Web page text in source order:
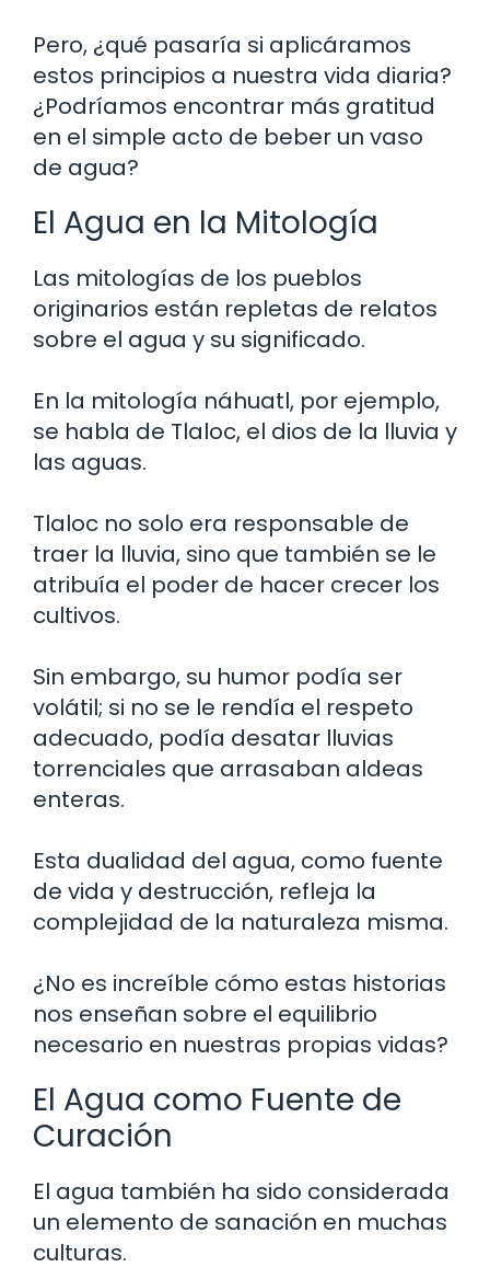
Pero, ¿qué pasaría si aplicáramos
estos principios a nuestra vida diaria?
¿Podríamos encontrar más gratitud
en el simple acto de beber un vaso
de agua?
El Agua en la Mitología
Las mitologías de los pueblos
originarios están repletas de relatos
sobre el agua y su significado.
En la mitología náhuatl, por ejemplo,
se habla de Tlaloc, el dios de la lluvia y
las aguas.
Tlaloc no solo era responsable de
traer la lluvia, sino que también se le
atribuía el poder de hacer crecer los
cultivos.
Sin embargo, su humor podía ser
volátil; si no se le rendía el respeto
adecuado, podía desatar lluvias
torrenciales que arrasaban aldeas
enteras.
Esta dualidad del agua, como fuente
de vida y destrucción, refleja la
complejidad de la naturaleza misma.
¿No es increíble cómo estas historias
nos enseñan sobre el equilibrio
necesario en nuestras propias vidas?
El Agua como Fuente de
Curación
El agua también ha sido considerada
un elemento de sanación en muchas
culturas.